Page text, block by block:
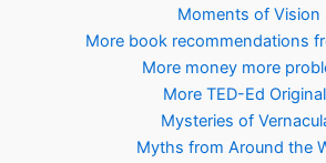
Moments of Vision
More book recommendations
More money more
More TED-Ed
Mysteries of
Myths from Around the